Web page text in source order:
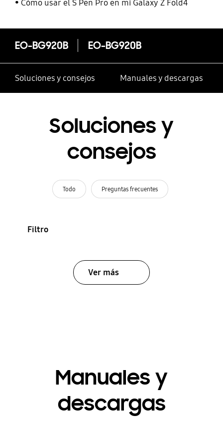
Cómo usar el S Pen Pro en mi Galaxy Z Fold4
EO-BG920B EO-BG920B
Soluciones y consejos Manuales y descargas
Soluciones y
consejos
Todo Preguntas frecuentes
Filtro
Ver más
Manuales y
descargas